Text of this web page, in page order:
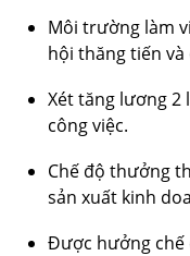
Môi trường làm
hội thăng tiến
Xét tăng lương 2
công việc.
Chế độ thưởng
sản xuất kinh
Được hưởng chế